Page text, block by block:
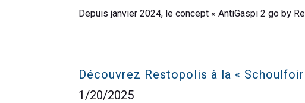
Depuis janvier 2024, le concept « AntiGaspi 2 go by
Découvrez Restopolis à la «
1/20/2025